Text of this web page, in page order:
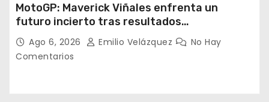
MotoGP: Maverick Viñales enfrenta un
futuro incierto tras resultados
decepcionantes
Ago 6, 2026 Emilio Velázquez
No Hay
Comentarios